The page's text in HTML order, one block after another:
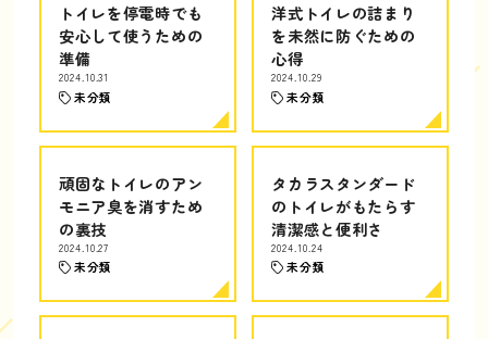
トイレを停電時でも
安心して使うための
準備
2024.10.31
未分類
洋式トイレの詰まり
を未然に防ぐための
心得
2024.10.29
未分類
頑固なトイレのアン
モニア臭を消すため
の裏技
2024.10.27
未分類
タカラスタンダード
のトイレがもたらす
清潔感と便利さ
2024.10.24
未分類